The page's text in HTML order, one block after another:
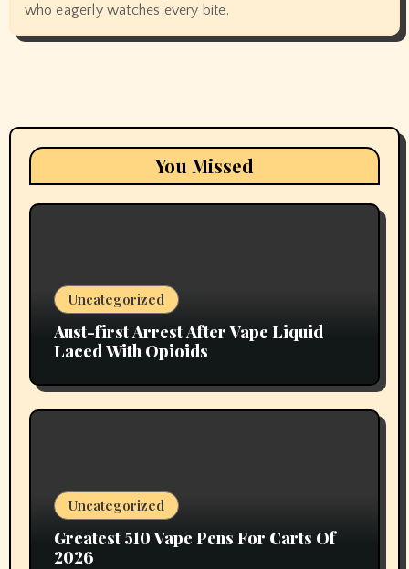
who eagerly watches every bite.
You Missed
Uncategorized
Aust-first Arrest After Vape Liquid
Laced With Opioids
Uncategorized
Greatest 510 Vape Pens For Carts Of
2026